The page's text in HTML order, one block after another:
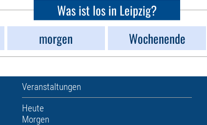
Was ist los in Leipzig?
morgen Wochenende
Veranstaltungen
Heute
Morgen